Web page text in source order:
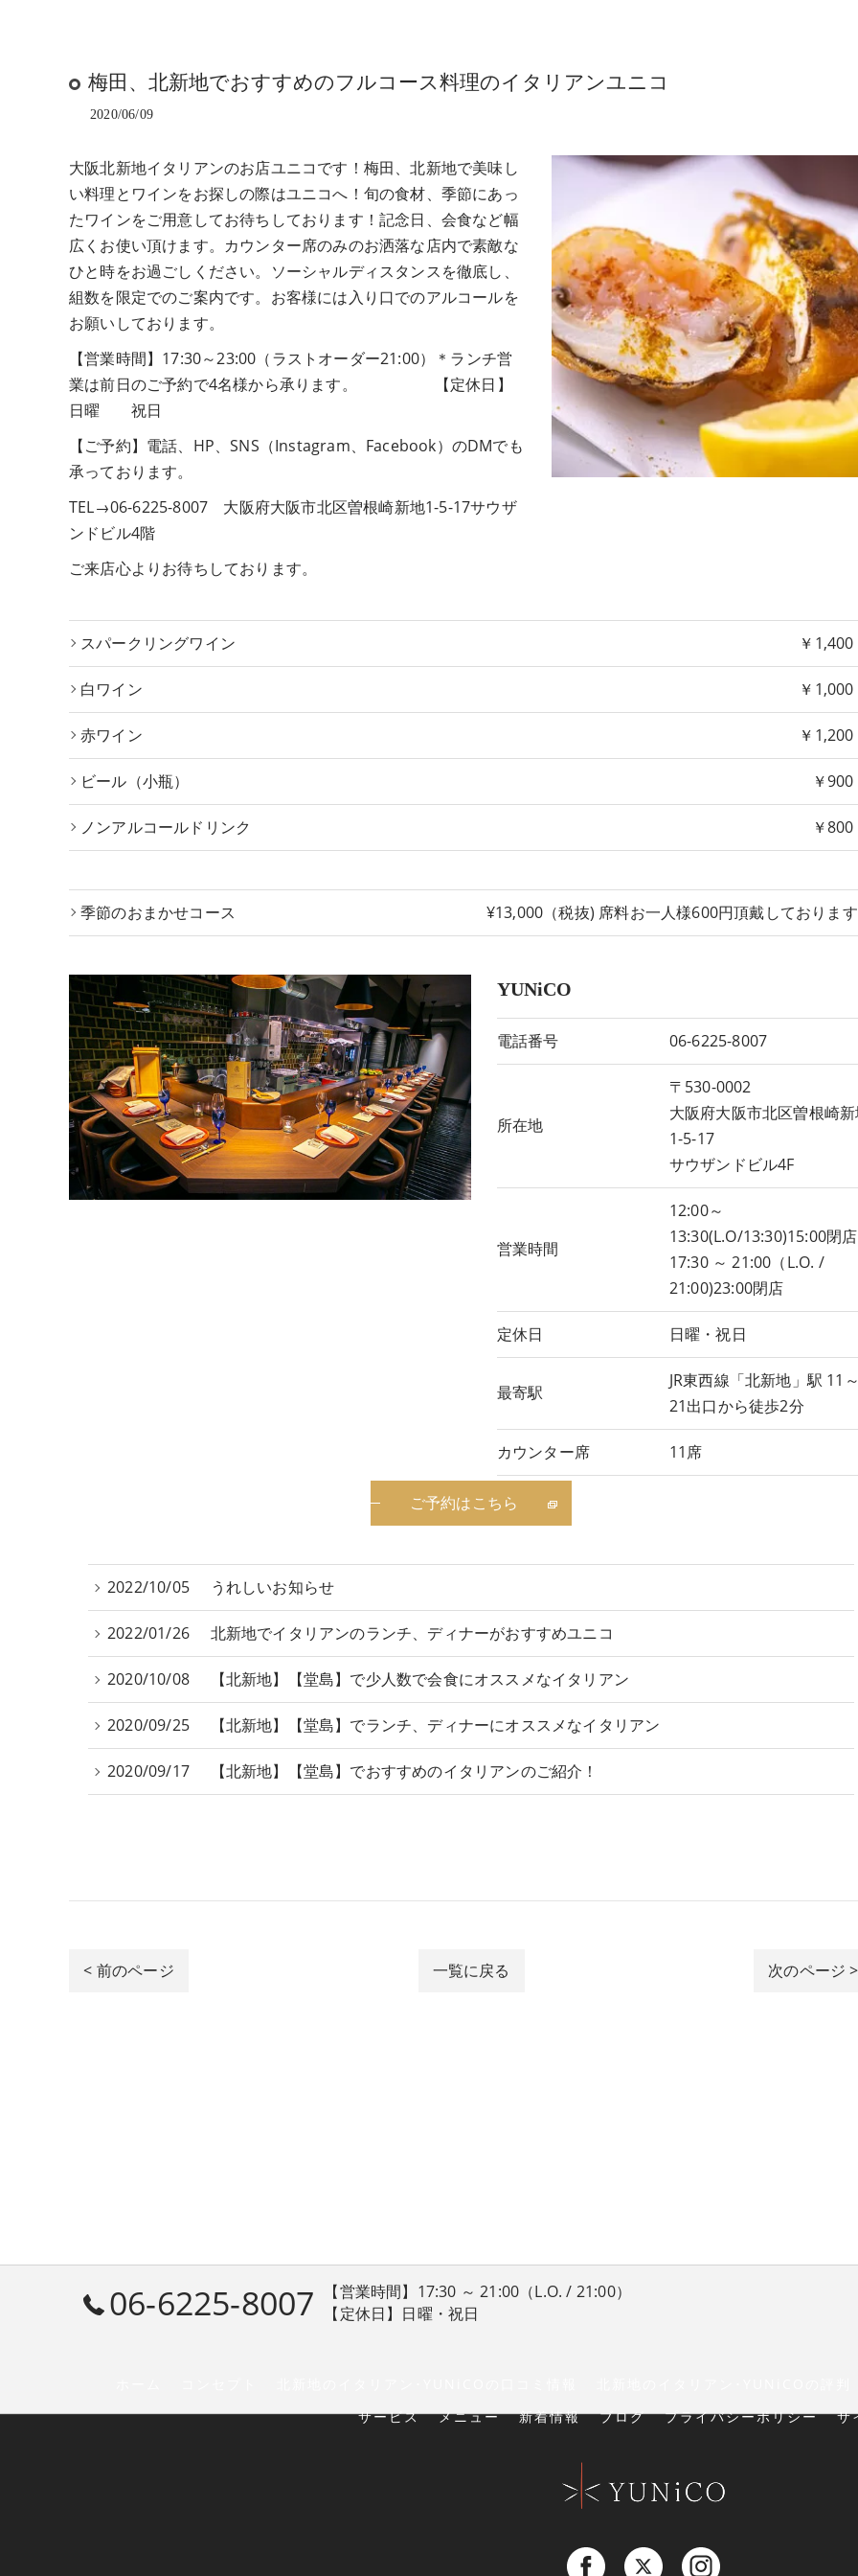
梅田、北新地でおすすめのフルコース料理のイタリアンユニコ
2020/06/09
大阪北新地イタリアンのお店ユニコです！梅田、北新地で美味し
い料理とワインをお探しの際はユニコへ！旬の食材、季節にあっ
たワインをご用意してお待ちしております！記念日、会食など幅
広くお使い頂けます。カウンター席のみのお洒落な店内で素敵な
ひと時をお過ごしください。ソーシャルディスタンスを徹底し、
組数を限定でのご案内です。お客様には入り口でのアルコールを
お願いしております。
【営業時間】17:30～23:00（ラストオーダー21:00）＊ランチ営
業は前日のご予約で4名様から承ります。 【定休日】
日曜 祝日
【ご予約】電話、HP、SNS（Instagram、Facebook）のDMでも
承っております。
TEL→06-6225-8007 大阪府大阪市北区曽根崎新地1-5-17サウザ
ンドビル4階
ご来店心よりお待ちしております。
スパークリングワイン ￥
白ワイン ￥
赤ワイン ￥
ビール（小瓶） ￥
ノンアルコールドリンク ￥
季節のおまかせコース ¥13,000（税抜) 席料お一人様600円頂戴しておりま
YUNiCO
電話番号 06-6225-8007
所在地
〒530-0002
大阪府大阪市北区曽根崎
1-5-17
サウザンドビル4F
営業時間
12:00～
13:30(L.O/13:30)15:00閉店
17:30 ～ 21:00（L.O. /
21:00)23:00閉店
定休日 日曜・祝日
最寄駅
JR東西線「北新地」駅 11
21出口から徒歩2分
カウンター席 11席
ご予約はこちら
2022/10/05 うれしいお知らせ
2022/01/26 北新地でイタリアンのランチ、ディナーがおすすめユニコ
2020/10/08 【北新地】【堂島】で少人数で会食にオススメなイタリアン
2020/09/25 【北新地】【堂島】でランチ、ディナーにオススメなイタリアン
2020/09/17 【北新地】【堂島】でおすすめのイタリアンのご紹介！
< 前のページ 一覧に戻る 次のページ >
06-6225-8007
【営業時間】17:30 ～ 21:00（L.O. / 21:00）
【定休日】日曜・祝日
サービス
メニュー 新着情報 ブログ プライバシーポリシー サ